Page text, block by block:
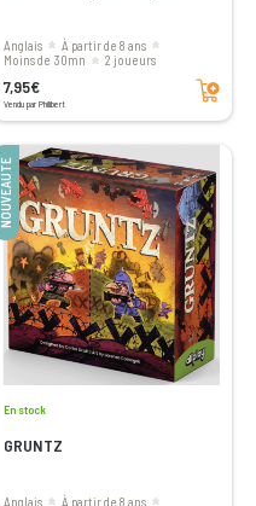
Anglais
à partir de 8 ans
moins de 30mn
2 joueurs
7,95€
Vendu par Philibert
Ajouter au panier
NOUVEAUTÉ
En stock
GRUNTZ
Anglais
à partir de 8 ans